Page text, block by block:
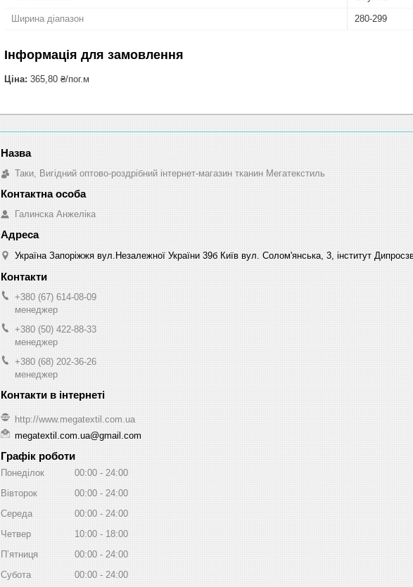
Ширина діапазон 280-299
Інформація для замовлення
Ціна: 365,80 ₴/пог.м
Таки, Вигідний оптово-роздрібний інтернет-магазин тканин Мегатекстиль
Галинска Анжеліка
Україна Запоріжжя вул.Незалежної України 39б Київ вул. Солом'янська, 3, інститут
+380 (67) 614-08-09
менеджер
+380 (50) 422-88-33
менеджер
+380 (68) 202-36-26
менеджер
http://www.megatextil.com.ua
megatextil.com.ua@gmail.com
Графік роботи
Понеділок 00:00
24:00
Вівторок
00:00
24:00
Середа
00:00
24:00
Четвер
10:00
18:00
Пʼятниця
00:00
24:00
Субота
00:00
24:00